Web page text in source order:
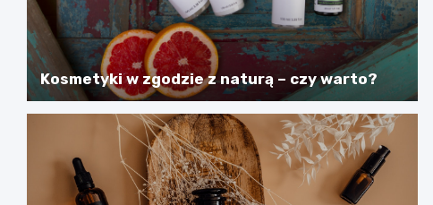
Kosmetyki w zgodzie z naturą – czy warto?